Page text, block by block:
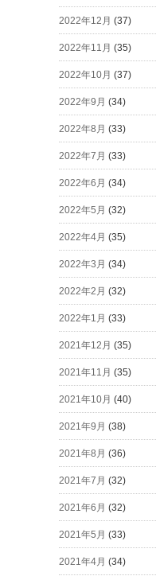
2022年12月 (37)
2022年11月 (35)
2022年10月 (37)
2022年9月 (34)
2022年8月 (33)
2022年7月 (33)
2022年6月 (34)
2022年5月 (32)
2022年4月 (35)
2022年3月 (34)
2022年2月 (32)
2022年1月 (33)
2021年12月 (35)
2021年11月 (35)
2021年10月 (40)
2021年9月 (38)
2021年8月 (36)
2021年7月 (32)
2021年6月 (32)
2021年5月 (33)
2021年4月 (34)